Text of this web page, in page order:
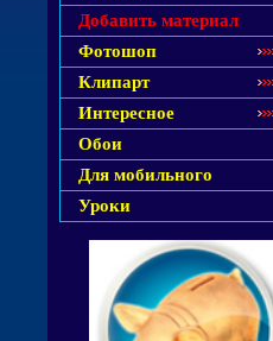
Добавить материал
Фотошоп
Клипарт
Интересное
Обои
Для мобильного
Уроки